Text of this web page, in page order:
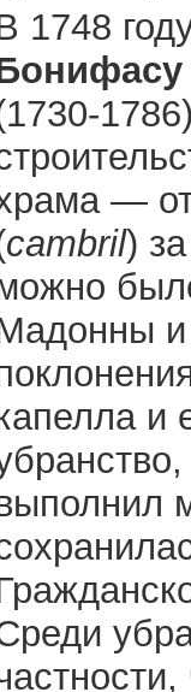
1748
—
cambril)
и
и